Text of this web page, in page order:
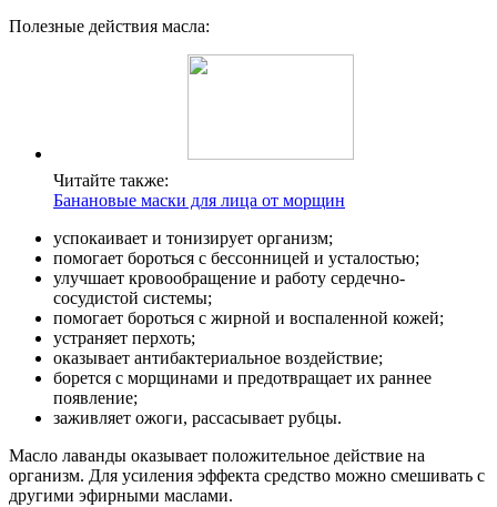
Полезные действия масла:
Читайте также:
Банановые маски для лица от морщин
успокаивает и тонизирует организм;
помогает бороться с бессонницей и усталостью;
улучшает кровообращение и работу сердечно-
сосудистой системы;
помогает бороться с жирной и воспаленной кожей;
устраняет перхоть;
оказывает антибактериальное воздействие;
борется с морщинами и предотвращает их раннее
появление;
заживляет ожоги, рассасывает рубцы.
Масло лаванды оказывает положительное действие на
организм. Для усиления эффекта средство можно смешивать с
другими эфирными маслами.